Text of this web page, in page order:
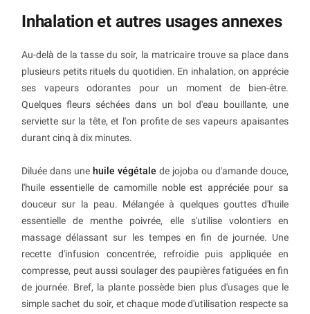
Inhalation et autres usages annexes
Au-delà de la tasse du soir, la matricaire trouve sa place dans
plusieurs petits rituels du quotidien. En inhalation, on apprécie
ses vapeurs odorantes pour un moment de bien-être.
Quelques fleurs séchées dans un bol d'eau bouillante, une
serviette sur la tête, et l'on profite de ses vapeurs apaisantes
durant cinq à dix minutes.
Diluée dans une huile végétale de jojoba ou d'amande douce,
l'huile essentielle de camomille noble est appréciée pour sa
douceur sur la peau. Mélangée à quelques gouttes d'huile
essentielle de menthe poivrée, elle s'utilise volontiers en
massage délassant sur les tempes en fin de journée. Une
recette d'infusion concentrée, refroidie puis appliquée en
compresse, peut aussi soulager des paupières fatiguées en fin
de journée. Bref, la plante possède bien plus d'usages que le
simple sachet du soir, et chaque mode d'utilisation respecte sa